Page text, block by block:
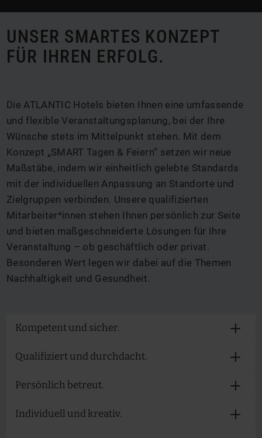
UNSER SMARTES KONZEPT
FÜR IHREN ERFOLG.
Die ATLANTIC Hotels bieten Ihnen eine umfassende
und flexible Veranstaltungsplanung, bei der Ihre
Wünsche stets im Mittelpunkt stehen. Mit dem
Konzept „SMART Tagen & Feiern“ setzen wir neue
Maßstäbe, indem wir einheitlich gelebte Standards
mit der individuellen Anpassung an Standorte und
Zielgruppen verbinden. Unsere qualifizierten
Mitarbeiter*innen stehen Ihnen persönlich zur Seite
und bieten maßgeschneiderte Lösungen für Ihre
Veranstaltung – ob geschäftlich oder privat.
Besonderen Wert legen wir dabei auf die Themen
Nachhaltigkeit und Gesundheit.
Kompetent und sicher.
Qualifiziert und durchdacht.
Persönlich betreut.
Individuell und kreativ.